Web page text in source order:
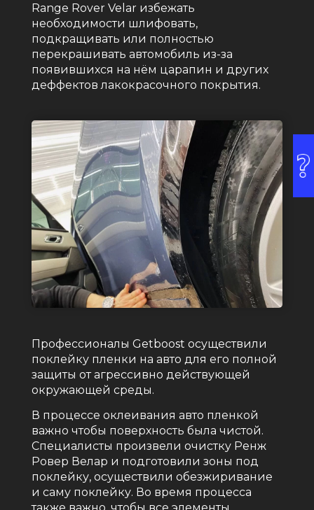
Range Rover Velar избежать
необходимости шлифовать,
подкращивать или полностью
перекрашивать автомобиль из-за
появившихся на нём царапин и других
деффектов лакокрасочного покрытия.
Профессионалы Getboost осуществили
поклейку пленки на авто для его полной
защиты от агрессивно действующей
окружающей среды.
В процессе оклеивания авто пленкой
важно чтобы поверхность была чистой.
Специалисты произвели очистку Ренж
Ровер Велар и подготовили зоны под
поклейку, осуществили обезжиривание
и саму поклейку. Во время процесса